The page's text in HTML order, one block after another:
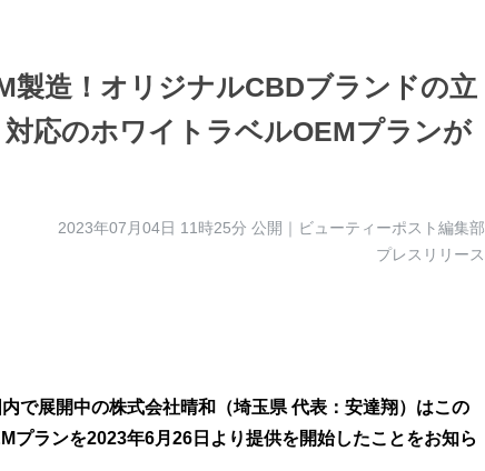
製造！オリジナルCBDブランドの立
応のホワイトラベルOEMプランが
2023年07月04日 11時25分 公開｜ビューティーポスト編集部
プレスリリース
で展開中の株式会社晴和（埼玉県 代表：安達翔）はこの
プランを2023年6月26日より提供を開始したことをお知ら